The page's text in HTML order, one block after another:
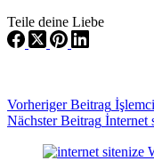
Teile deine Liebe
VorherigerBeitrag
NächsterBeitrag İnternet